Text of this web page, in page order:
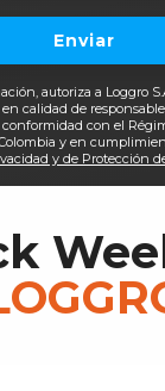
Enviar
autoriza a Loggro
en calidad de
conformidad con el
y en
y de Protección